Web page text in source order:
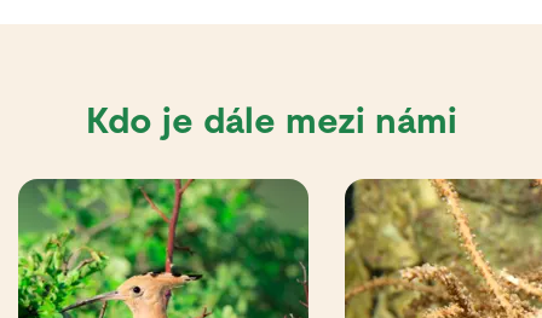
Kdo je dále mezi námi